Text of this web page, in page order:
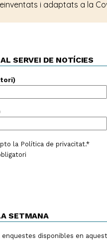
SERVEI DE NOTÍCIES
la Política de privacitat.*
SETMANA
enquestes disponibles en